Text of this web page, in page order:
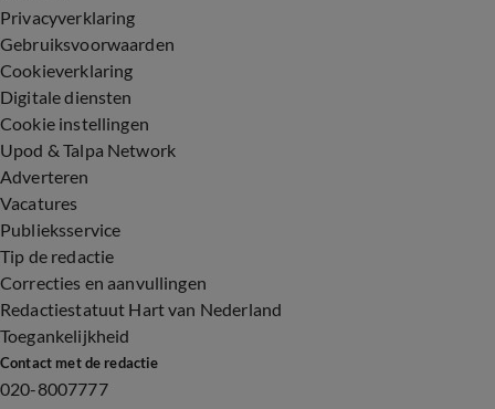
Privacyverklaring
Gebruiksvoorwaarden
Cookieverklaring
Digitale diensten
Cookie instellingen
Upod & Talpa Network
Adverteren
Vacatures
Publieksservice
Tip de redactie
Correcties en aanvullingen
Redactiestatuut Hart van Nederland
Toegankelijkheid
Contact met de redactie
020-8007777